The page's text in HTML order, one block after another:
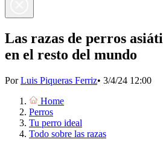
Las razas de perros
en el resto del mundo
PorLuis Piqueras Ferriz• 3/4/24 12:00
Home
Perros
Tu perro ideal
Todo sobre las razas